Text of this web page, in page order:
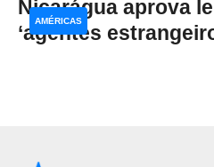
Nicarágua aprova
‘agentes
AMÉRICAS